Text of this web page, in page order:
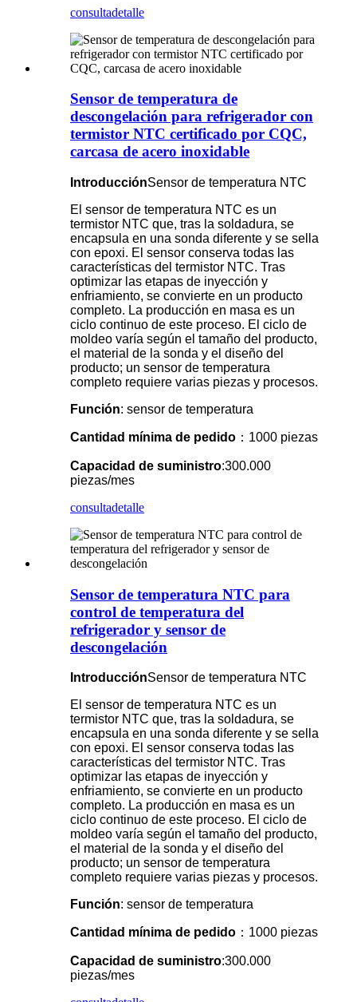
consultadetalle
Sensor de temperatura de
descongelación para refrigerador con
termistor NTC certificado por CQC,
carcasa de acero inoxidable
IntroducciónSensor de temperatura NTC
El sensor de temperatura NTC es un
termistor NTC que, tras la soldadura, se
encapsula en una sonda diferente y se sella
con epoxi. El sensor conserva todas las
características del termistor NTC. Tras
optimizar las etapas de inyección y
enfriamiento, se convierte en un producto
completo. La producción en masa es un
ciclo continuo de este proceso. El ciclo de
moldeo varía según el tamaño del producto,
el material de la sonda y el diseño del
producto; un sensor de temperatura
completo requiere varias piezas y procesos.
Función: sensor de temperatura
Cantidad mínima de pedido ：1000 piezas
Capacidad de suministro:300.000
piezas/mes
consultadetalle
Sensor de temperatura NTC para
control de temperatura del
refrigerador y sensor de
descongelación
IntroducciónSensor de temperatura NTC
El sensor de temperatura NTC es un
termistor NTC que, tras la soldadura, se
encapsula en una sonda diferente y se sella
con epoxi. El sensor conserva todas las
características del termistor NTC. Tras
optimizar las etapas de inyección y
enfriamiento, se convierte en un producto
completo. La producción en masa es un
ciclo continuo de este proceso. El ciclo de
moldeo varía según el tamaño del producto,
el material de la sonda y el diseño del
producto; un sensor de temperatura
completo requiere varias piezas y procesos.
Función: sensor de temperatura
Cantidad mínima de pedido ：1000 piezas
Capacidad de suministro:300.000
piezas/mes